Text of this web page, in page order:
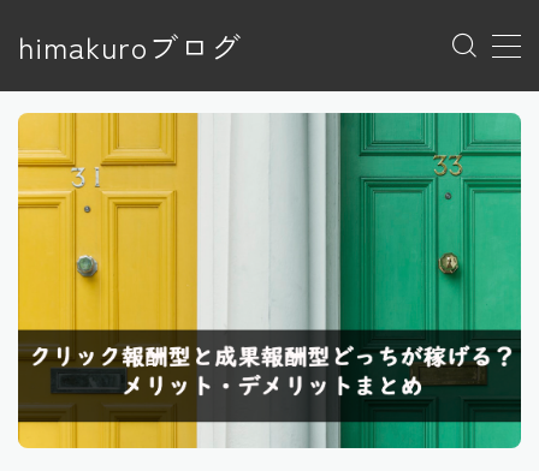
himakuroブログ
MENU
トップページ
プライバシーポリシー
プライバシーポリシー
利用規約／特定商取引法に基づく表記
特定商取引法に基づく表記
運営者情報